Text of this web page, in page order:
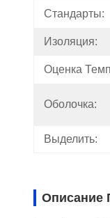
Стандарты:
Изоляция:
Оценка
Оболочка:
Выделить:
Описание